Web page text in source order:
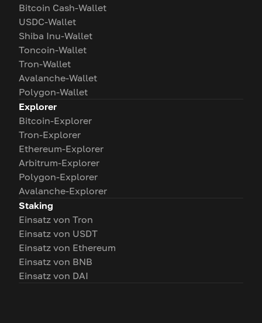
Bitcoin Cash-Wallet
USDC-Wallet
Shiba Inu-Wallet
Toncoin-Wallet
Tron-Wallet
Avalanche-Wallet
Polygon-Wallet
Explorer
Bitcoin-Explorer
Tron-Explorer
Ethereum-Explorer
Arbitrum-Explorer
Polygon-Explorer
Avalanche-Explorer
Staking
Einsatz von Tron
Einsatz von USDT
Einsatz von Ethereum
Einsatz von BNB
Einsatz von DAI